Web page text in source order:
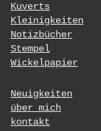
Kuverts
Kleinigkeiten
Notizbücher
Stempel
Wickelpapier
Neuigkeiten
über mich
kontakt